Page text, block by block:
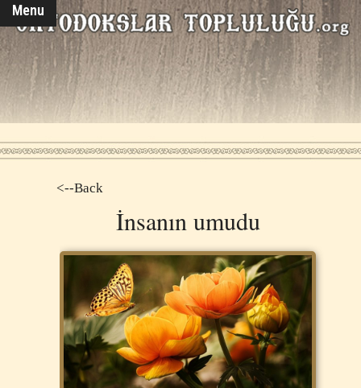
Menu
<--Back
İnsanın umudu